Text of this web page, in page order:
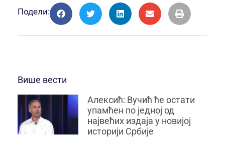
Подели:
Више вести
Алексић: Вучић ће остати
упамћен по једној од
највећих издаја у новијој
историји Србије